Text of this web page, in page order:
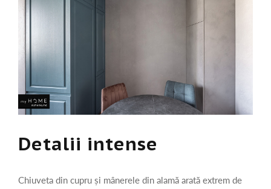
Detalii intense
Chiuveta din cupru și mânerele din alamă arată extrem de